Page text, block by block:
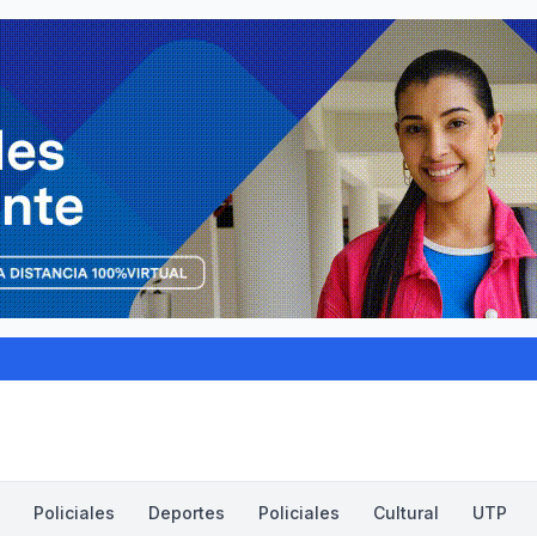
Policiales Deportes Policiales Cultural UTP